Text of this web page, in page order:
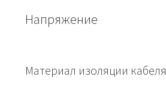
Напряжение
Материал изоляции кабеля